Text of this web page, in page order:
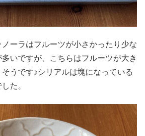
ーラはフルーツが小さかったり少な
いですが、こちらはフルーツが大き
うです♪シリアルは塊になっている
た。